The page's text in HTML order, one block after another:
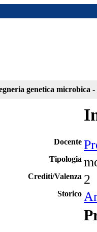
genetica microbica
Docente
Tipologia
Crediti/Valenza 2
Storico